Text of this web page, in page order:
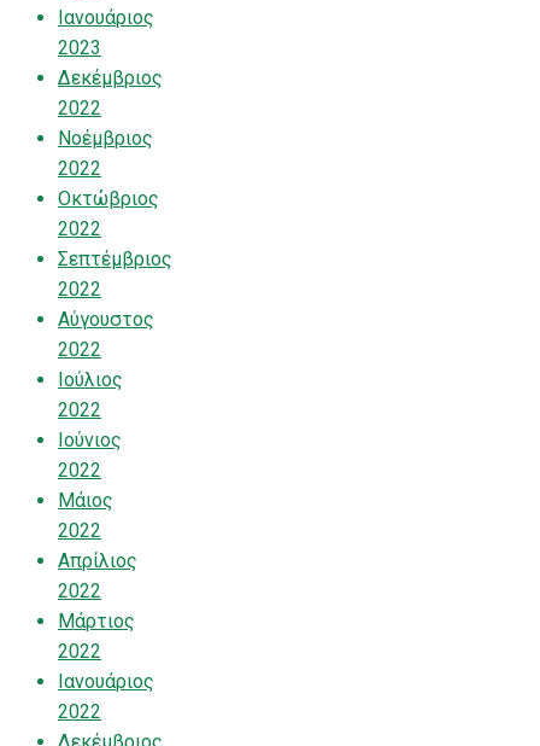
Ιανουάριος
2023
Δεκέμβριος
2022
Νοέμβριος
2022
Οκτώβριος
2022
Σεπτέμβριος
2022
Αύγουστος
2022
Ιούλιος
2022
Ιούνιος
2022
Μάιος
2022
Απρίλιος
2022
Μάρτιος
2022
Ιανουάριος
2022
Δεκέμβριος